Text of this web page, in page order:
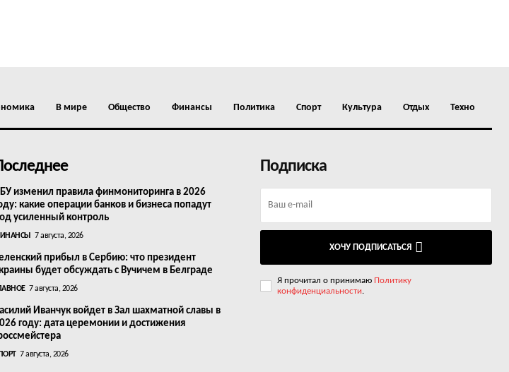
В мире Общество Финансы Политика Спорт Культура Отдых Техно
изменил правила финмониторинга в 2026
какие операции банков и бизнеса попадут
усиленный контроль
7 августа, 2026
прибыл в Сербию: что президент
будет обсуждать с Вучичем в Белграде
7 августа, 2026
Иванчук войдет в Зал шахматной славы в
году: дата церемонии и достижения
7 августа, 2026
Подписка
ХОЧУ ПОДПИСАТЬСЯ
Я прочитал о принимаю Политику
конфиденциальности.